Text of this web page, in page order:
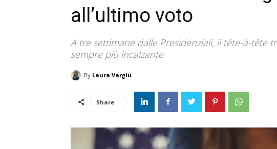
all’ultimo voto
A tre settimane dalle Presidenziali, il tête-à-tête
sempre più incalzante
By Laura Vargiu
Share